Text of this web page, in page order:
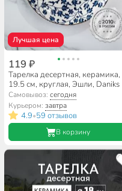
Лучшая цена
119 ₽
Тарелка десертная, керамика,
19.5 см, круглая, Эшли, Daniks
Самовывоз:сегодня
Курьером:завтра
4.9•59 отзывов
В корзину